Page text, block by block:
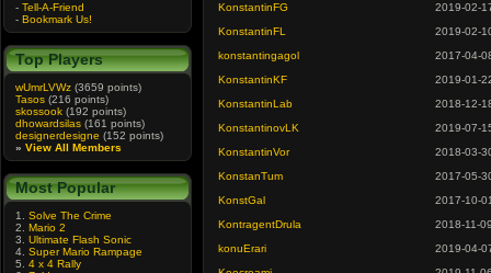
- Tell-A-Friend
- Bookmark Us!
Top Players
wUmrLVWz (3659 points)
Tasos (216 points)
skossook (192 points)
dhowardsilas (161 points)
designerdesigne (152 points)
» View All Members
Most Popular
1. Solve The Crime
2. Mario 2
3. Ultimate Flash Sonic
4. Super Mario Rampage
5. 4 x 4 Rally
KonstantinFG
2019-02-
KonstantinFL
2019-02-
konstantingagol
2017-04-
KonstantinKF
2019-01-
KonstantinLab
2018-12-
KonstantinovLK
2019-07-
KonstantinVor
2018-03-
KonstanTum
2017-05-
KonstGal
2017-10-
KontragentDrula
2018-11-
konuErari
2019-04-